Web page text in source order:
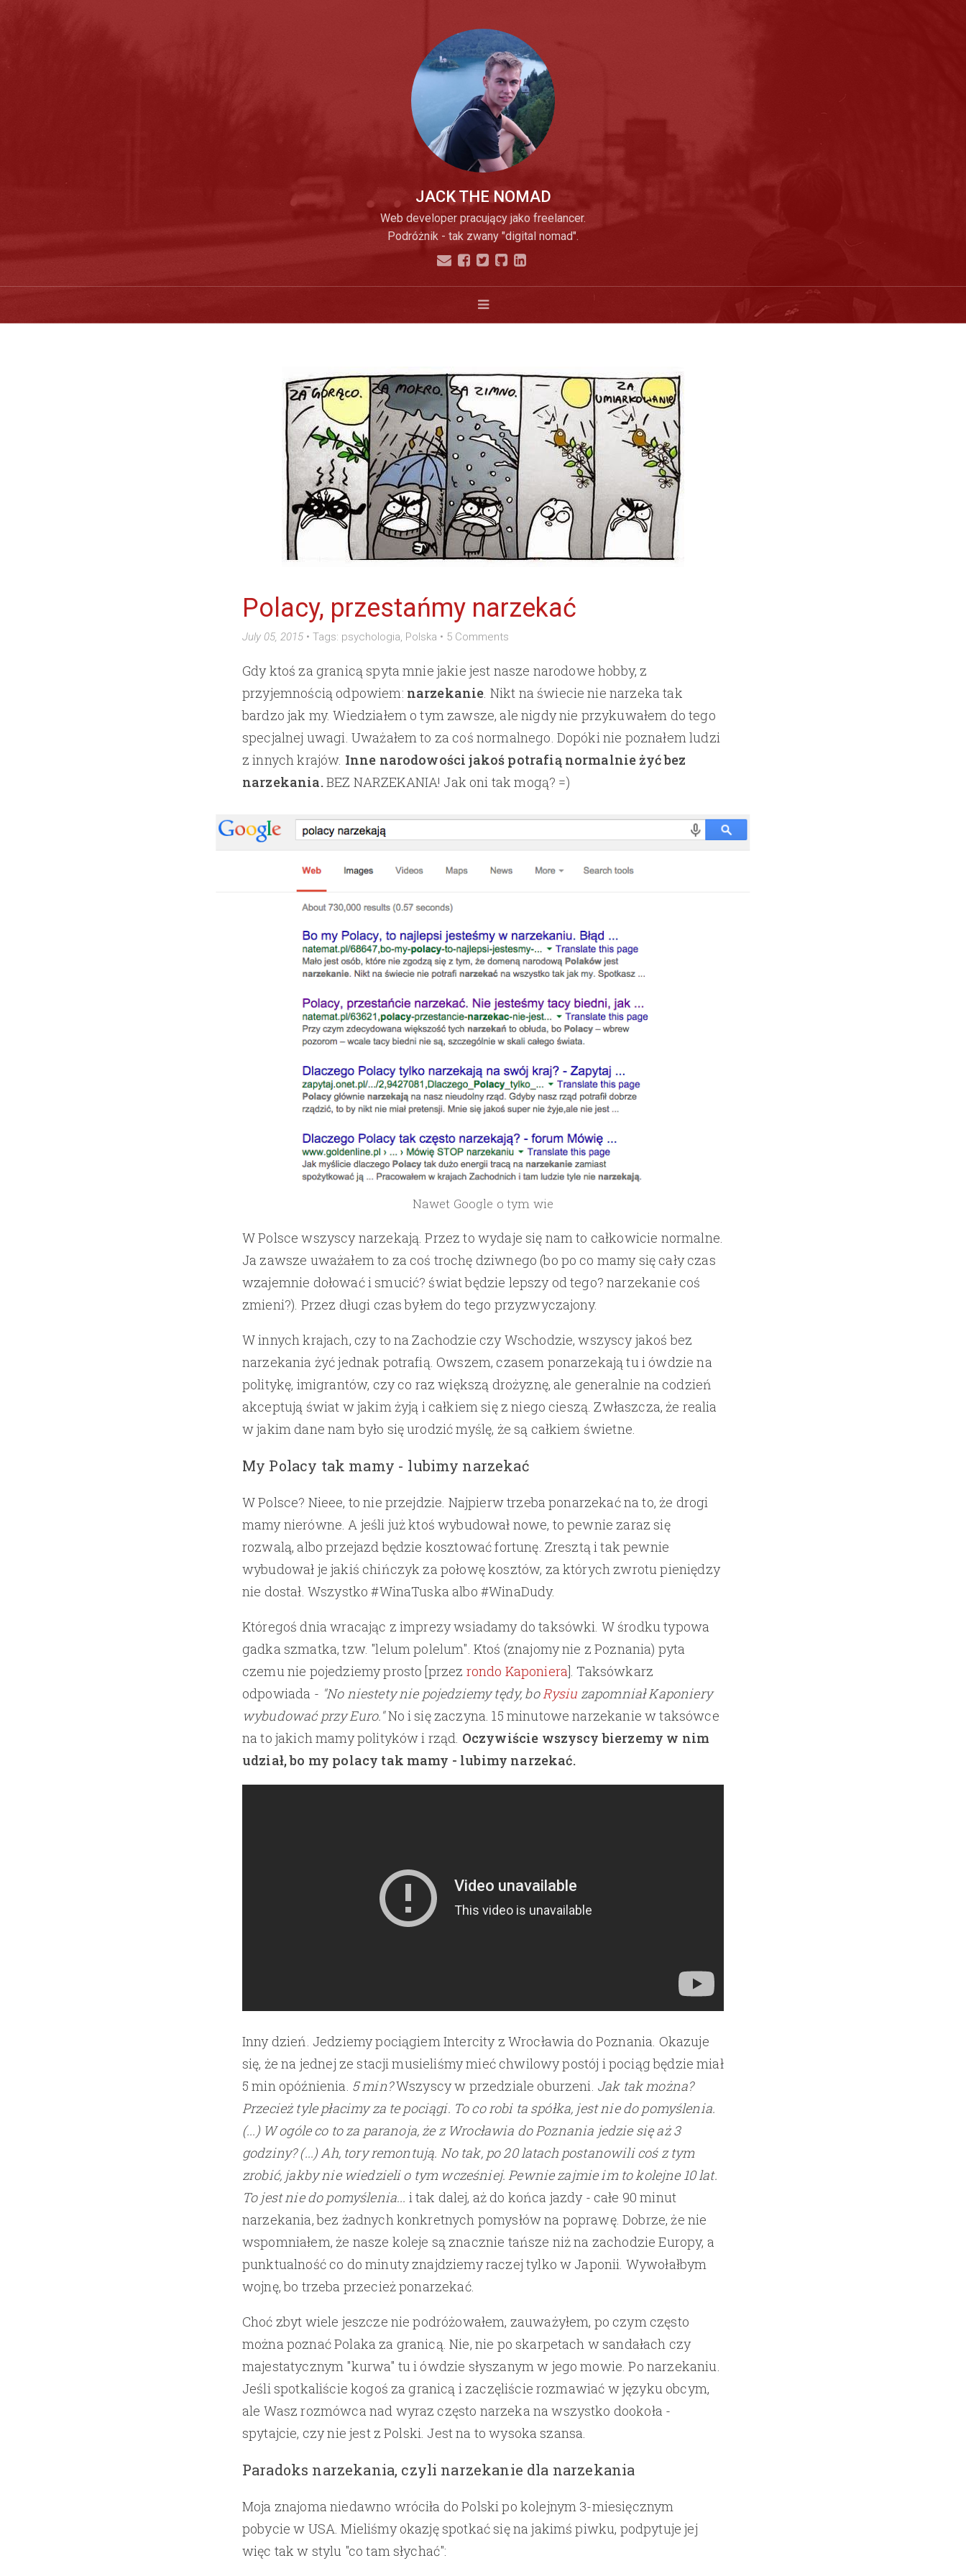
JACK THE NOMAD
Web developer pracujący jako freelancer.
Podróżnik - tak zwany "digital nomad".
O MNIE I O BLOGU
JTOM.ME
Polacy, przestańmy narzekać
July 05, 2015 • Tags: psychologia, Polska • 5 Comments
Gdy ktoś za granicą spyta mnie jakie jest nasze narodowe hobby, z
przyjemnością odpowiem: narzekanie. Nikt na świecie nie narzeka tak
bardzo jak my. Wiedziałem o tym zawsze, ale nigdy nie przykuwałem do tego
specjalnej uwagi. Uważałem to za coś normalnego. Dopóki nie poznałem ludzi
z innych krajów. Inne narodowości jakoś potrafią normalnie żyć bez
narzekania.BEZ NARZEKANIA! Jak oni tak mogą? =)
Nawet Google o tym wie
W Polsce wszyscy narzekają. Przez to wydaje się nam to całkowicie normalne.
Ja zawsze uważałem to za coś trochę dziwnego (bo po co mamy się cały czas
wzajemnie dołować i smucić? świat będzie lepszy od tego? narzekanie coś
zmieni?). Przez długi czas byłem do tego przyzwyczajony.
W innych krajach, czy to na Zachodzie czy Wschodzie, wszyscy jakoś bez
narzekania żyć jednak potrafią. Owszem, czasem ponarzekają tu i ówdzie na
politykę, imigrantów, czy co raz większą drożyznę, ale generalnie na codzień
akceptują świat w jakim żyją i całkiem się z niego cieszą. Zwłaszcza, że realia
w jakim dane nam było się urodzić myślę, że są całkiem świetne.
My Polacy tak mamy - lubimy narzekać
W Polsce? Nieee, to nie przejdzie. Najpierw trzeba ponarzekać na to, że drogi
mamy nierówne. A jeśli już ktoś wybudował nowe, to pewnie zaraz się
rozwalą, albo przejazd będzie kosztować fortunę. Zresztą i tak pewnie
wybudował je jakiś chińczyk za połowę kosztów, za których zwrotu pieniędzy
nie dostał. Wszystko #WinaTuska albo #WinaDudy.
Któregoś dnia wracając z imprezy wsiadamy do taksówki. W środku typowa
gadka szmatka, tzw. "lelum polelum". Ktoś (znajomy nie z Poznania) pyta
czemu nie pojedziemy prosto [przez rondo Kaponiera]. Taksówkarz
odpowiada - "No niestety nie pojedziemy tędy, boRysiu zapomniał Kaponiery
wybudować przy Euro."No i się zaczyna. 15 minutowe narzekanie w taksówce
na to jakich mamy polityków i rząd. Oczywiście wszyscy bierzemy w nim
udział, bo my polacy tak mamy - lubimy narzekać.
Inny dzień. Jedziemy pociągiem Intercity z Wrocławia do Poznania. Okazuje
się, że na jednej ze stacji musieliśmy mieć chwilowy postój i pociąg będzie miał
5 min opóźnienia. 5 min?Wszyscy w przedziale oburzeni. Jak tak można?
Przecież tyle płacimy za te pociągi. To co robi ta spółka, jest nie do pomyślenia.
(...) W ogóle co to za paranoja, że z Wrocławia do Poznania jedzie się aż 3
godziny? (...) Ah, tory remontują. No tak, po 20 latach postanowili coś z tym
zrobić, jakby nie wiedzieli o tym wcześniej. Pewnie zajmie im to kolejne 10 lat.
To jest nie do pomyślenia... i tak dalej, aż do końca jazdy - całe 90 minut
narzekania, bez żadnych konkretnych pomysłów na poprawę. Dobrze, że nie
wspomniałem, że nasze koleje są znacznie tańsze niż na zachodzie Europy, a
punktualność co do minuty znajdziemy raczej tylko w Japonii. Wywołałbym
wojnę, bo trzeba przecież ponarzekać.
Choć zbyt wiele jeszcze nie podróżowałem, zauważyłem, po czym często
można poznać Polaka za granicą. Nie, nie po skarpetach w sandałach czy
majestatycznym "kurwa" tu i ówdzie słyszanym w jego mowie. Po narzekaniu.
Jeśli spotkaliście kogoś za granicą i zaczęliście rozmawiać w języku obcym,
ale Wasz rozmówca nad wyraz często narzeka na wszystko dookoła -
spytajcie, czy nie jest z Polski. Jest na to wysoka szansa.
Paradoks narzekania, czyli narzekanie dla narzekania
Moja znajoma niedawno wróciła do Polski po kolejnym 3-miesięcznym
pobycie w USA. Mieliśmy okazję spotkać się na jakimś piwku, podpytuje jej
więc tak w stylu "co tam słychać":